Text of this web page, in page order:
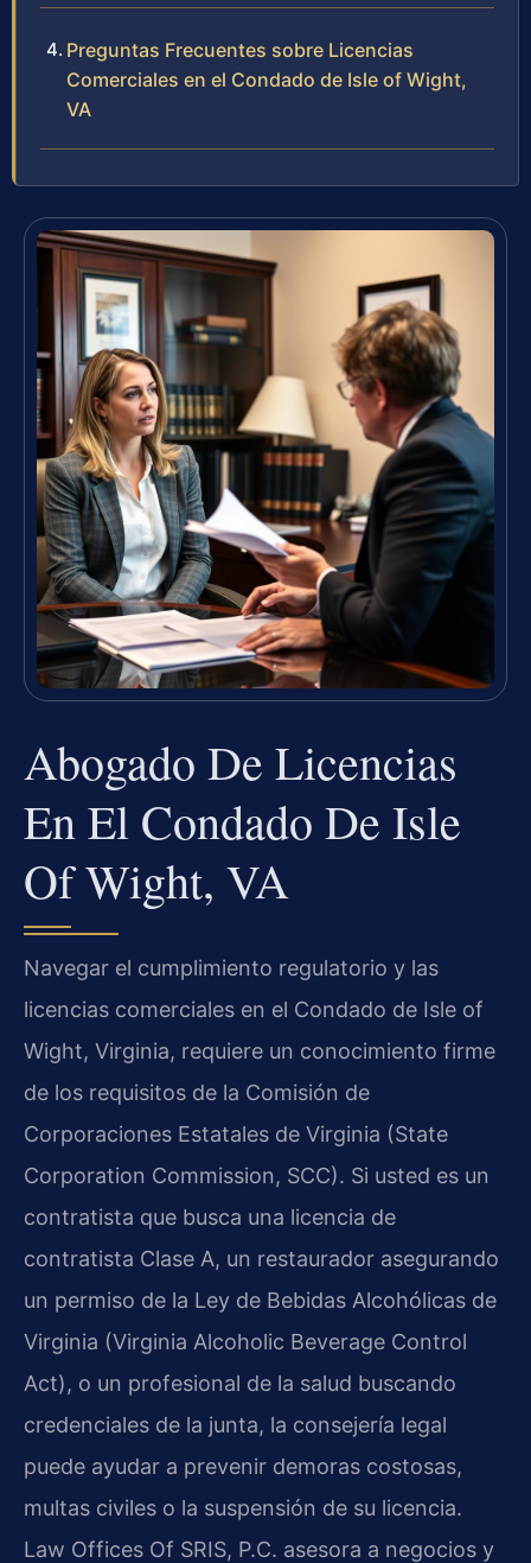
Preguntas Frecuentes sobre Licencias
Comerciales en el Condado de Isle of Wight,
VA
Abogado De Licencias
En El Condado De Isle
Of Wight, VA
Navegar el cumplimiento regulatorio y las
licencias comerciales en el Condado de Isle of
Wight, Virginia, requiere un conocimiento firme
de los requisitos de la Comisión de
Corporaciones Estatales de Virginia (State
Corporation Commission, SCC). Si usted es un
contratista que busca una licencia de
contratista Clase A, un restaurador asegurando
un permiso de la Ley de Bebidas Alcohólicas de
Virginia (Virginia Alcoholic Beverage Control
Act), o un profesional de la salud buscando
credenciales de la junta, la consejería legal
puede ayudar a prevenir demoras costosas,
multas civiles o la suspensión de su licencia.
Law Offices Of SRIS, P.C. asesora a negocios y